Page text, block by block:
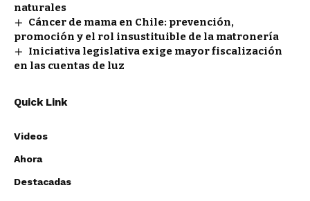
naturales
Cáncer de mama en Chile: prevención,
promoción y el rol insustituible de la matronería
Iniciativa legislativa exige mayor fiscalización
en las cuentas de luz
Quick Link
Videos
Ahora
Destacadas